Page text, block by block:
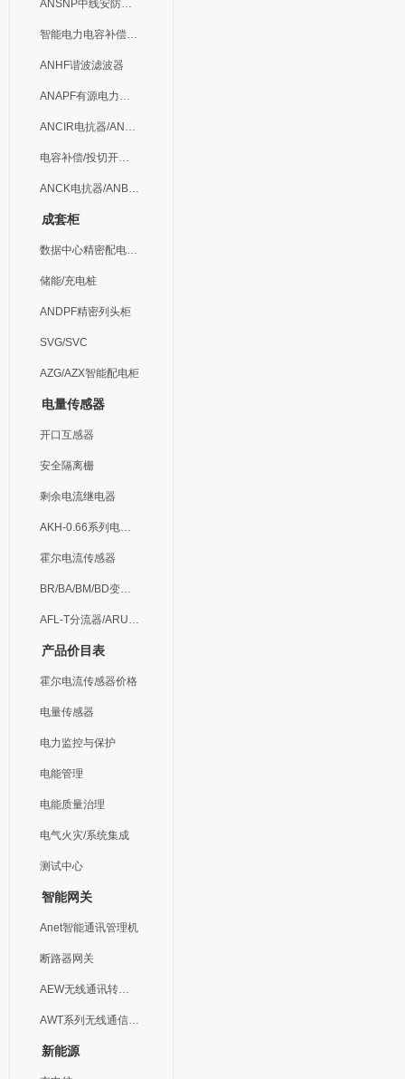
ANSNP中线安防保护器
智能电力电容补偿装置
ANHF谐波滤波器
ANAPF有源电力滤波器
ANCIR电抗器/ANHPD300谐波保护器
电容补偿/投切开关/ARC
ANCK电抗器/ANBSMJ自愈式低压并联电容器
成套柜
数据中心精密配电监控装置
储能/充电桩
ANDPF精密列头柜
SVG/SVC
AZG/AZX智能配电柜
电量传感器
开口互感器
安全隔离栅
剩余电流继电器
AKH-0.66系列电流互感器
霍尔电流传感器
BR/BA/BM/BD变送器
AFL-T分流器/ARU浪涌保护器
产品价目表
霍尔电流传感器价格
电量传感器
电力监控与保护
电能管理
电能质量治理
电气火灾/系统集成
测试中心
智能网关
Anet智能通讯管理机
断路器网关
AEW无线通讯转换器
AWT系列无线通信终端
新能源